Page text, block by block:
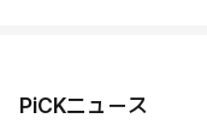
PiCKニュース